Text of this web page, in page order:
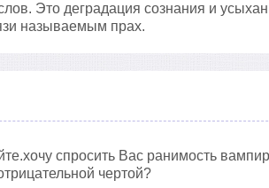
Это деградация сознания и
называемым прах.
спросить Вас ранимость
чертой?